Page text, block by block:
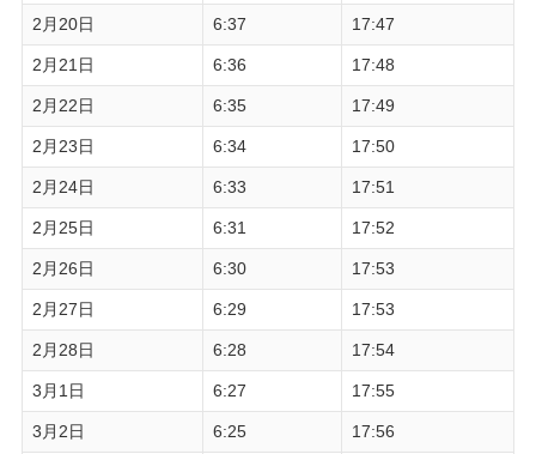
2月20日 6:37 17:47
2月21日 6:36 17:48
2月22日 6:35 17:49
2月23日 6:34 17:50
2月24日 6:33 17:51
2月25日 6:31 17:52
2月26日 6:30 17:53
2月27日 6:29 17:53
2月28日 6:28 17:54
3月1日 6:27 17:55
3月2日 6:25 17:56